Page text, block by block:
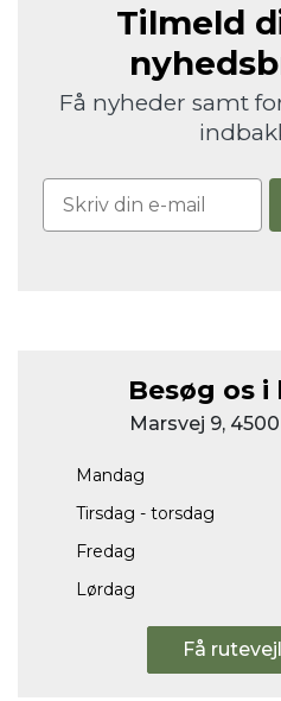
Tilmeld
Få nyheder samt
Besøg os
Marsvej 9,
Mandag
Tirsdag - torsdag
Fredag
Lørdag
Få